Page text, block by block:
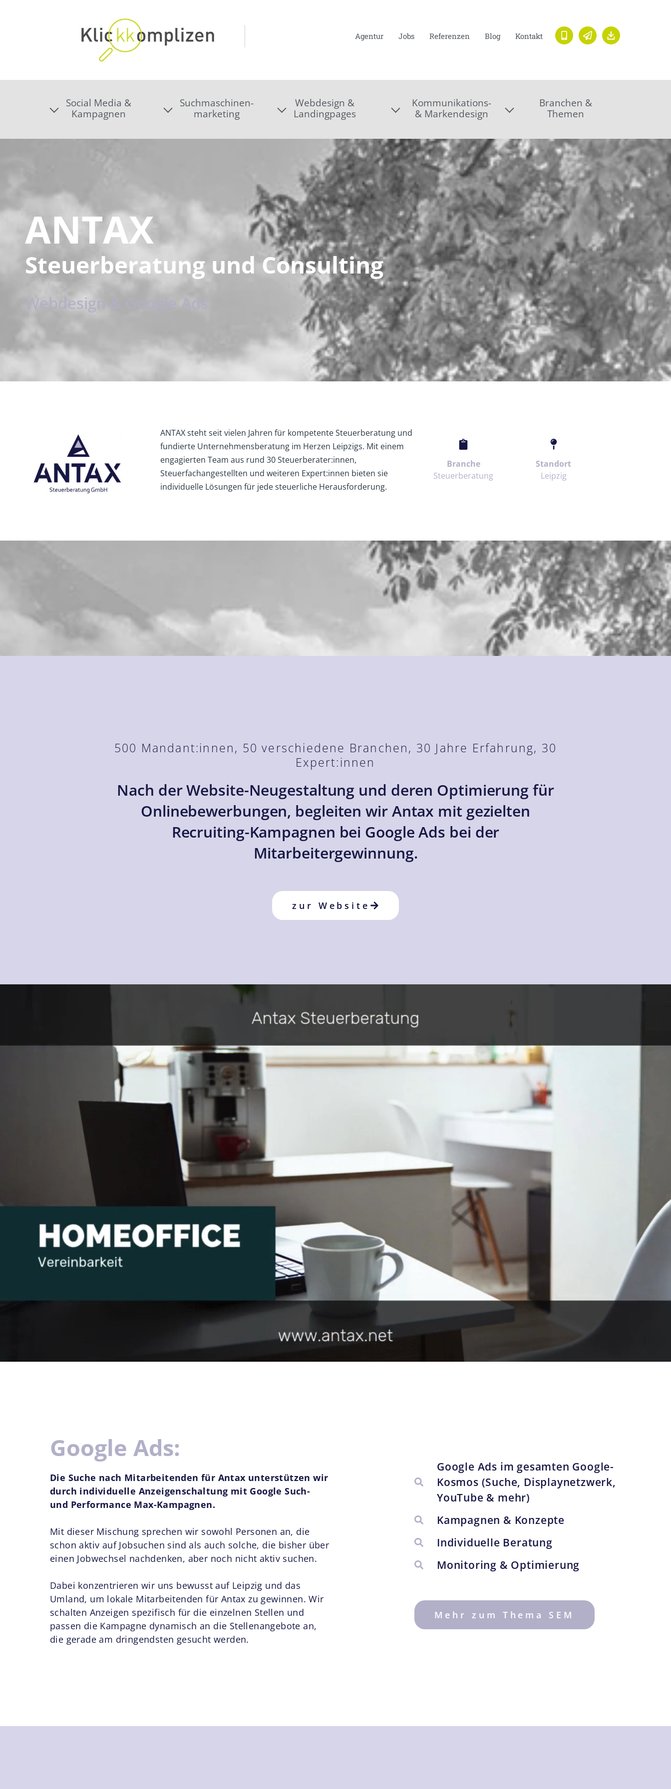
Agentur Jobs Referenzen Blog Kontakt
Social Media &
Kampagnen
Suchmaschinen-
marketing
Webdesign &
Landingpages
Kommunikations-
& Markendesign
Branchen &
Themen
ANTAX
Steuerberatung und Consulting
Webdesign & Google Ads
ANTAX steht seit vielen Jahren für kompetente Steuerberatung und
fundierte Unternehmensberatung im Herzen Leipzigs. Mit einem
engagierten Team aus rund 30 Steuerberater:innen,
Steuerfachangestellten und weiteren Expert:innen bieten sie
individuelle Lösungen für jede steuerliche Herausforderung.
Branche
Steuerberatung
Standort
Leipzig
500 Mandant:innen, 50 verschiedene Branchen, 30 Jahre Erfahrung, 30
Expert:innen
Nach der Website-Neugestaltung und deren Optimierung für
Onlinebewerbungen, begleiten wir Antax mit gezielten
Recruiting-Kampagnen bei Google Ads bei der
Mitarbeitergewinnung.
zur Website
Google Ads:
Die Suche nach Mitarbeitenden für Antax unterstützen wir
durch individuelle Anzeigenschaltung mit Google Such-
und Performance Max-Kampagnen.
Mit dieser Mischung sprechen wir sowohl Personen an, die
schon aktiv auf Jobsuchen sind als auch solche, die bisher über
einen Jobwechsel nachdenken, aber noch nicht aktiv suchen.
Dabei konzentrieren wir uns bewusst auf Leipzig und das
Umland, um lokale Mitarbeitenden für Antax zu gewinnen. Wir
schalten Anzeigen spezifisch für die einzelnen Stellen und
passen die Kampagne dynamisch an die Stellenangebote an,
die gerade am dringendsten gesucht werden.
Google Ads im gesamten Google-
Kosmos (Suche, Displaynetzwerk,
YouTube & mehr)
Kampagnen & Konzepte
Individuelle Beratung
Monitoring & Optimierung
Mehr zum Thema SEM